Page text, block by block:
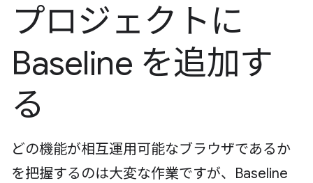
プロジェクトに
Baseline を追加す
る
どの機能が相互運用可能なブラウザであるか
を把握するのは大変な作業ですが、Baseline